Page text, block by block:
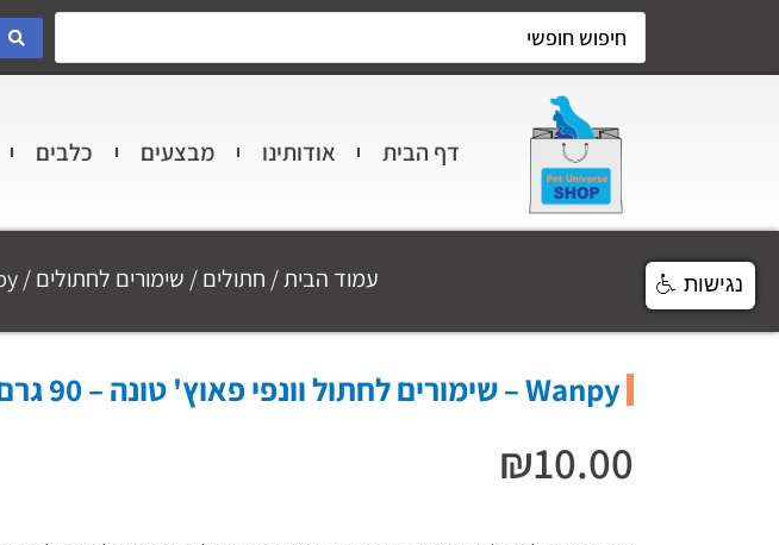
דף הבית אודותינו מבצעים כלבים
עמוד הבית/ חתולים/ שימורים לחתולים/ Wanpy – שימורים לחתול וונפי פאוץ' טונה – 90 גרם
Wanpy – שימורים לחתול וונפי פאוץ' טונה – 90 גרם
₪10.00
נגישות